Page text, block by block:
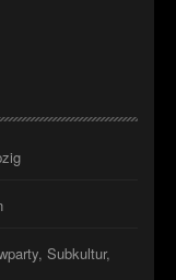
Subkultur,